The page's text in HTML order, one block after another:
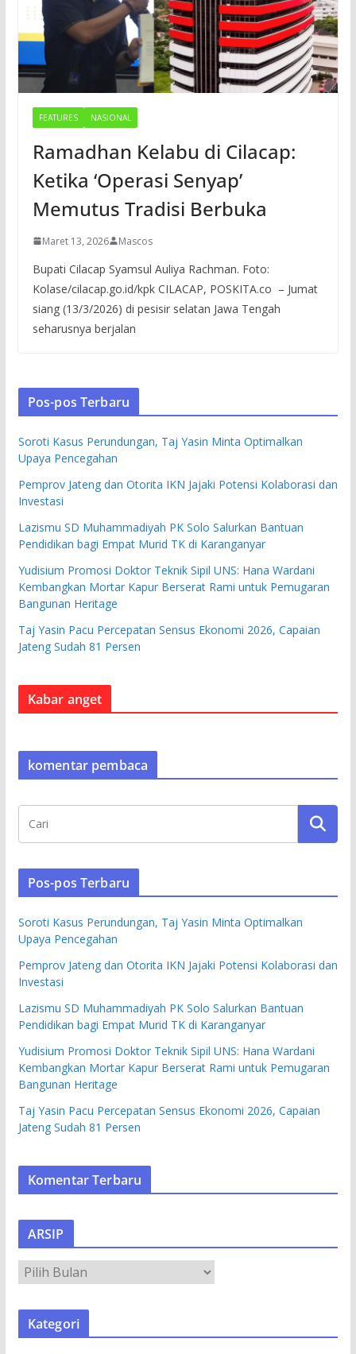
FEATURES NASIONAL
Ramadhan Kelabu di Cilacap:
Ketika ‘Operasi Senyap’
Memutus Tradisi Berbuka
Maret 13, 2026 Mascos
Bupati Cilacap Syamsul Auliya Rachman. Foto:
Kolase/cilacap.go.id/kpk CILACAP, POSKITA.co – Jumat
siang (13/3/2026) di pesisir selatan Jawa Tengah
seharusnya berjalan
Pos-pos Terbaru
Soroti Kasus Perundungan, Taj Yasin Minta Optimalkan
Upaya Pencegahan
Pemprov Jateng dan Otorita IKN Jajaki Potensi Kolaborasi dan
Investasi
Lazismu SD Muhammadiyah PK Solo Salurkan Bantuan
Pendidikan bagi Empat Murid TK di Karanganyar
Yudisium Promosi Doktor Teknik Sipil UNS: Hana Wardani
Kembangkan Mortar Kapur Berserat Rami untuk Pemugaran
Bangunan Heritage
Taj Yasin Pacu Percepatan Sensus Ekonomi 2026, Capaian
Jateng Sudah 81 Persen
Kabar anget
komentar pembaca
Pos-pos Terbaru
Soroti Kasus Perundungan, Taj Yasin Minta Optimalkan
Upaya Pencegahan
Pemprov Jateng dan Otorita IKN Jajaki Potensi Kolaborasi dan
Investasi
Lazismu SD Muhammadiyah PK Solo Salurkan Bantuan
Pendidikan bagi Empat Murid TK di Karanganyar
Yudisium Promosi Doktor Teknik Sipil UNS: Hana Wardani
Kembangkan Mortar Kapur Berserat Rami untuk Pemugaran
Bangunan Heritage
Taj Yasin Pacu Percepatan Sensus Ekonomi 2026, Capaian
Jateng Sudah 81 Persen
Komentar Terbaru
ARSIP
R
S
Kategori